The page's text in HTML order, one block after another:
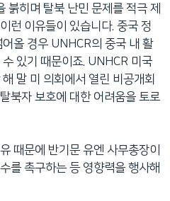
붉히며 탈북 난민 문제를 적극 제
런 이유들이 있습니다. 중국 정
올 경우 UNHCR의 중국 내 활
있기 때문이죠. UNHCR 미국
말 미 의회에서 열린 비공개회
북자 보호에 대한 어려움을 토로
때문에 반기문 유엔 사무총장이
를 촉구하는 등 영향력을 행사해